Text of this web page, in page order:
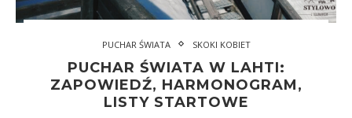
PUCHAR ŚWIATA SKOKI KOBIET
PUCHAR ŚWIATA W LAHTI:
ZAPOWIEDŹ, HARMONOGRAM,
LISTY STARTOWE